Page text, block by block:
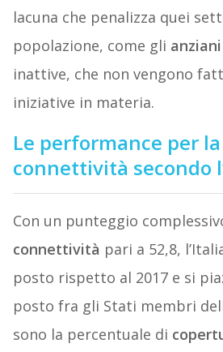
lacuna che penalizza quei
popolazione, come gli anziani
inattive, che non vengono
iniziative in materia.
Le performance per la
connettività secondo
Con un punteggio
connettività pari a 52,8,
posto rispetto al 2017 e si
posto fra gli Stati membri
sono la percentuale di